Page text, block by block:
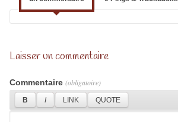
Laisser un commentaire
Commentaire (obligatoire)